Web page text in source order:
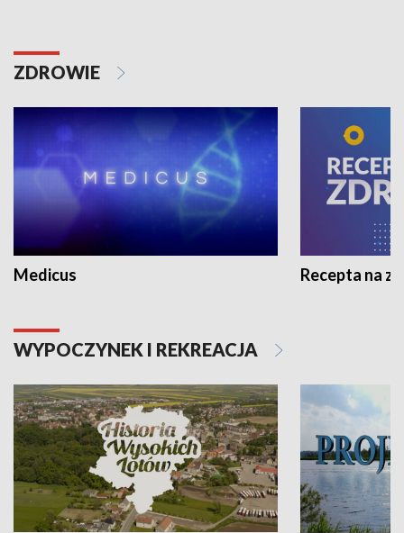
ZDROWIE
Medicus Recepta na
WYPOCZYNEK I REKREACJA